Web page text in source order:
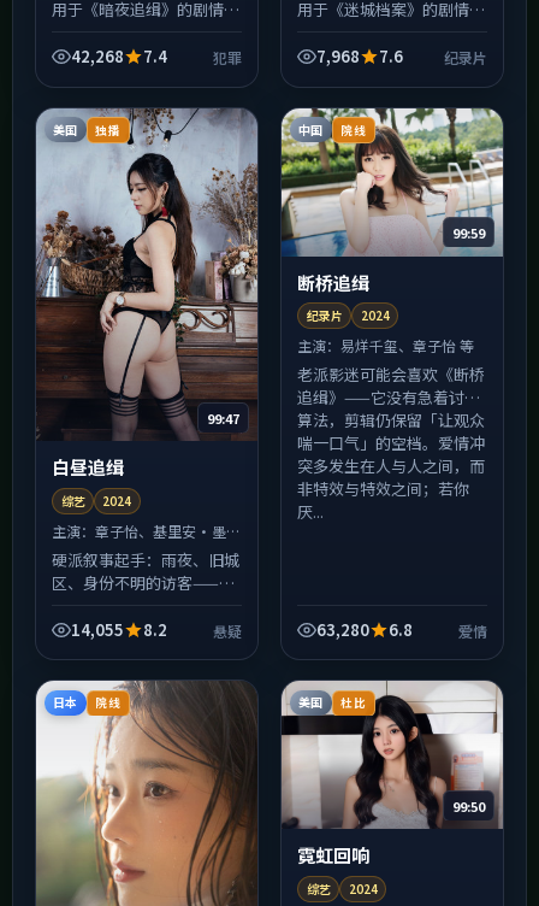
用于《暗夜追缉》的剧情本
「犯罪」氛围压进了每一寸
内...
42,268 7.4 犯罪
用于《迷城档案》的剧情本
「纪录片」氛围压进了每一
虹...
7,968 7.6 纪录片
美国 独播
99:47
白昼追缉
综艺 2024
主演：章子怡、基里安·墨菲
等
硬派叙事起手：雨夜、旧城
区、身份不明的访客——
短篇集里撕下来的某一页，
动机逐渐浮出水面，别被前
半...
14,055 8.2 悬疑
中国 院线
99:59
断桥追缉
纪录片 2024
主演：易烊千玺、章子怡 等
老派影迷可能会喜欢《断桥
追缉》——它没有急着讨好
算法，剪辑仍保留「让观众
喘一口气」的空档。爱情冲
突多发生在人与人之间，而
非特效与特效之间；若你
厌...
63,280 6.8 爱情
日本 院线 美国 杜比
99:50
霓虹回响
综艺 2024